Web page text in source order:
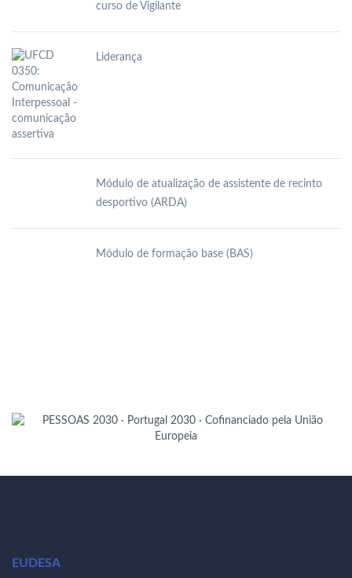
curso de Vigilante
Liderança
Módulo de atualização de assistente de recinto
desportivo (ARDA)
Módulo de formação base (BAS)
EUDESA